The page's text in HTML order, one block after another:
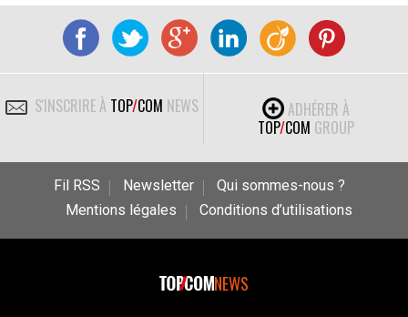
S'INSCRIRE À TOP/COM NEWS
ADHÉRER À
TOP/COM GROUP
Fil RSS Newsletter
Qui sommes-nous ?
Mentions légales
Conditions d’utilisations
NEWS